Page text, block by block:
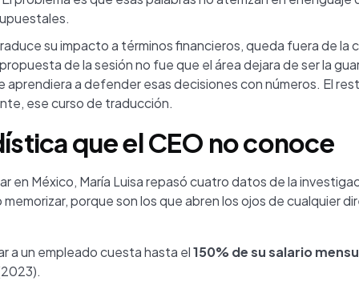
su impacto a términos financieros, queda fuera de la
de la sesión no fue que el área dejara de ser la
aprendiera a defender esas decisiones con números. El
ese curso de traducción.
que el CEO no conoce
en México, María Luisa repasó cuatro datos de la
porque son los que abren los ojos de cualquier
a un empleado cuesta hasta el150% de su salario